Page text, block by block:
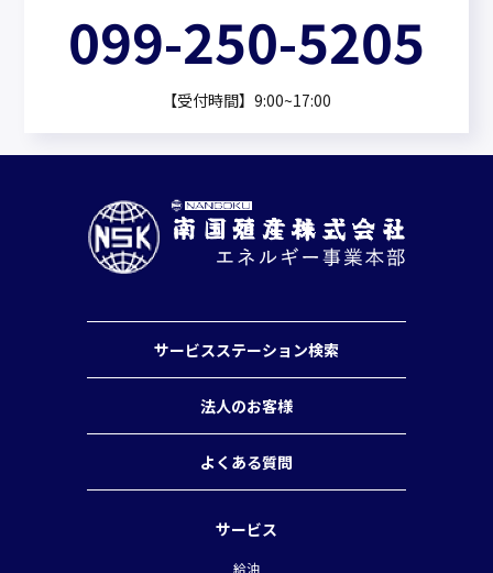
099-250-5205
【受付時間】9:00~17:00
サービスステーション検索
法人のお客様
よくある質問
サービス
給油